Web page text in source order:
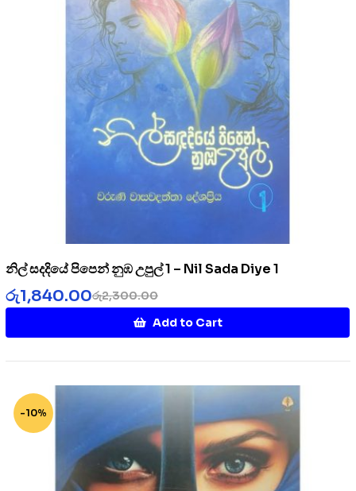
නිල් සදදියේ පිපෙන් නුඹ උපුල් 1 – Nil Sada Diye 1
රු2,300.00
රු1,840.00
Add to Cart
-10%